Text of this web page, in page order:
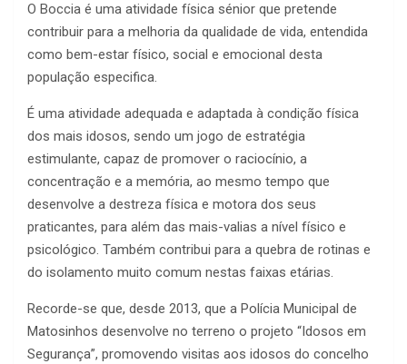
O Boccia é uma atividade física sénior que pretende
contribuir para a melhoria da qualidade de vida, entendida
como bem-estar físico, social e emocional desta
população especifica.
É uma atividade adequada e adaptada à condição física
dos mais idosos, sendo um jogo de estratégia
estimulante, capaz de promover o raciocínio, a
concentração e a memória, ao mesmo tempo que
desenvolve a destreza física e motora dos seus
praticantes, para além das mais-valias a nível físico e
psicológico. Também contribui para a quebra de rotinas e
do isolamento muito comum nestas faixas etárias.
Recorde-se que, desde 2013, que a Polícia Municipal de
Matosinhos desenvolve no terreno o projeto “Idosos em
Segurança”, promovendo visitas aos idosos do concelho